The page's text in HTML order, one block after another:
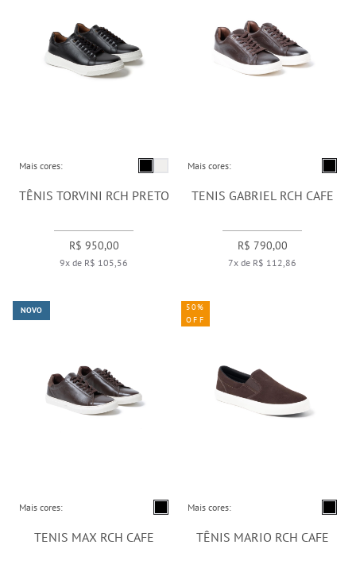
Mais cores:
TÊNIS TORVINI RCH PRETO
R$ 950,00
9x de R$ 105,56
Mais cores:
TENIS GABRIEL RCH CAFE
R$ 790,00
7x de R$ 112,86
Mais cores:
TENIS MAX RCH CAFE
NOVO
Mais cores:
TÊNIS MARIO RCH CAFE
50%
OFF